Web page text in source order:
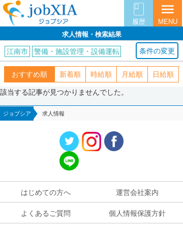
履歴
menu
MENU
求人情報・検索結果
条件の変更
江南市 警備・施設管理・設備運転
おすすめ順 新着順 時給順 月給順 日給順
該当する記事が見つかりませんでした。
ジョブシア 求人情報
はじめての方へ 運営会社案内
よくあるご質問 個人情報保護方針